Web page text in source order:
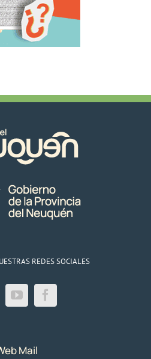
REDES SOCIALES
Mail